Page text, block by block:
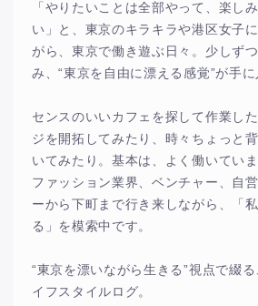
「やりたいことは全部やって、楽し
い」と、東京のキラキラや港区女子
がら、東京で働き遊ぶ日々。少しず
み、“東京を自由に漂える感覚”が手に
センスのいいカフェを探して作業し
ジを開拓してみたり、時々ちょっと
いてみたり。基本は、よく働いていま
ファッション業界、ベンチャー、自
ーから下町まで行き来しながら、「
る」を模索中です。
“東京を漂いながら生きる”視点で綴
イフスタイルログ。